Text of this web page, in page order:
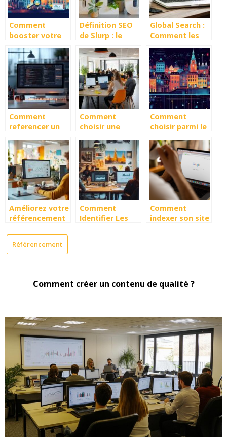
Comment
booster votre
en optimisant
votre
référencement
à Lille
Définition SEO
de Slurp : le
Global Search :
Comment les
sociales et e-
commerce
remodèlent le
paysage du SEO
?
Comment
referencer un
Drupal ?
Comment
choisir une
Rochelle pour
votre visibilite
en ligne
Comment
choisir parmi le
agences SEO à
Lille
Améliorez votre
référencement
de qualité grâce
à Linkuma
Comment
Identifier Les
Consulting
Digital
Comment
indexer son site
Référencement
Comment créer un contenu de qualité ?